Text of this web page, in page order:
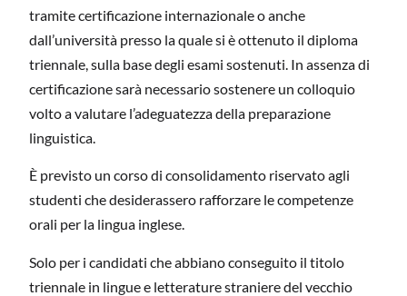
tramite certificazione internazionale o anche
dall’università presso la quale si è ottenuto il diploma
triennale, sulla base degli esami sostenuti. In assenza di
certificazione sarà necessario sostenere un colloquio
volto a valutare l’adeguatezza della preparazione
linguistica.
È previsto un corso di consolidamento riservato agli
studenti che desiderassero rafforzare le competenze
orali per la lingua inglese.
Solo per i candidati che abbiano conseguito il titolo
triennale in lingue e letterature straniere del vecchio